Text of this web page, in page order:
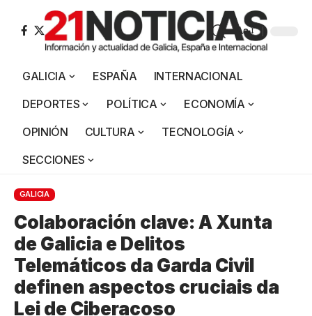
Aa
GALICIA ESPAÑA
INTERNACIONAL
DEPORTES
POLÍTICA
ECONOMÍA
OPINIÓN
CULTURA
TECNOLOGÍA
SECCIONES
GALICIA
Colaboración clave: A Xunta
de Galicia e Delitos
Telemáticos da Garda Civil
definen aspectos cruciais da
Lei de Ciberacoso